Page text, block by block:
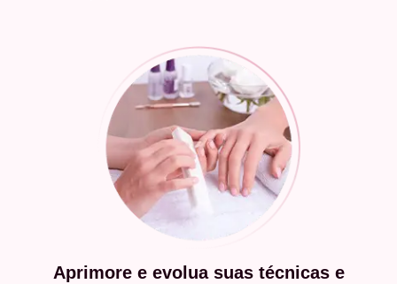
Aprimore e evolua suas técnicas e